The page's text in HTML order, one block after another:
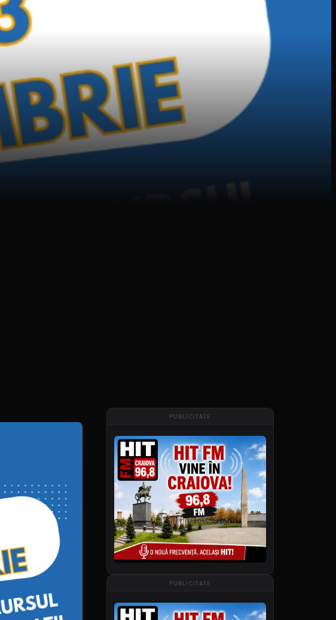
PUBLICITATE
PUBLICITATE